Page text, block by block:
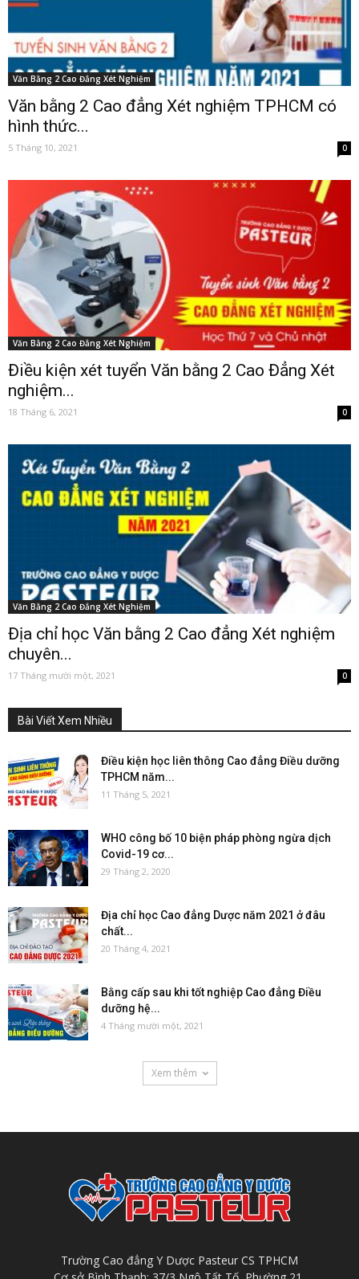
Văn Bằng 2 Cao Đẳng Xét Nghiệm
Văn bằng 2 Cao đẳng Xét nghiệm TPHCM có
hình thức...
5 Tháng 10, 2021 0
Văn Bằng 2 Cao Đẳng Xét Nghiệm
Điều kiện xét tuyển Văn bằng 2 Cao Đẳng Xét
nghiệm...
18 Tháng 6, 2021 0
Văn Bằng 2 Cao Đẳng Xét Nghiệm
Địa chỉ học Văn bằng 2 Cao đẳng Xét nghiệm
chuyên...
17 Tháng mười một, 2021 0
Bài Viết Xem Nhiều
Điều kiện học liên thông Cao đẳng Điều dưỡng
TPHCM năm...
11 Tháng 5, 2021
WHO công bố 10 biện pháp phòng ngừa dịch
Covid-19 cơ...
29 Tháng 2, 2020
Địa chỉ học Cao đẳng Dược năm 2021 ở đâu
chất...
20 Tháng 4, 2021
Bằng cấp sau khi tốt nghiệp Cao đẳng Điều
dưỡng hệ...
4 Tháng mười một, 2021
Xem thêm
Trường Cao đẳng Y Dược Pasteur CS TPHCM